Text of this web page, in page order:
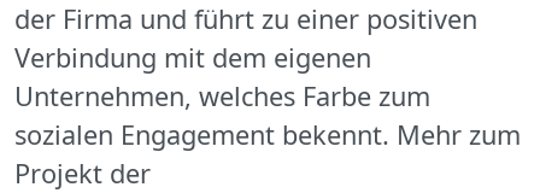
der Firma und führt zu einer positiven
Verbindung mit dem eigenen
Unternehmen, welches Farbe zum
sozialen Engagement bekennt. Mehr zum
Projekt der